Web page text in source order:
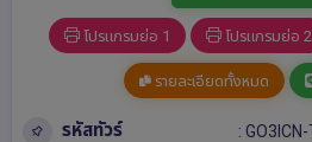
โปรแกรมย่อ 1 โปรแกรมย่อ 2
รายละเอียดทั้งหมด
รหัสทัวร์ :